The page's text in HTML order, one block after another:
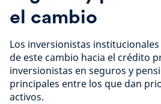
el cambio
Los inversionistas
de este cambio hacia el crédito
inversionistas en seguros y
principales entre los que dan
activos.